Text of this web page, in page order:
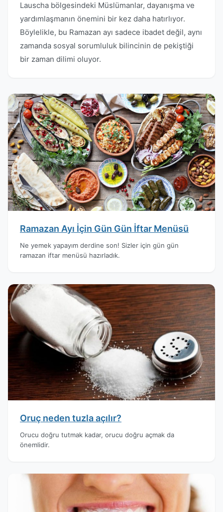
Lauscha bölgesindeki Müslümanlar, dayanışma ve
yardımlaşmanın önemini bir kez daha hatırlıyor.
Böylelikle, bu Ramazan ayı sadece ibadet değil, aynı
zamanda sosyal sorumluluk bilincinin de pekiştiği
bir zaman dilimi oluyor.
Ramazan Ayı İçin Gün Gün İftar Menüsü
Ne yemek yapayım derdine son! Sizler için gün gün
ramazan iftar menüsü hazırladık.
Oruç neden tuzla açılır?
Orucu doğru tutmak kadar, orucu doğru açmak da
önemlidir.